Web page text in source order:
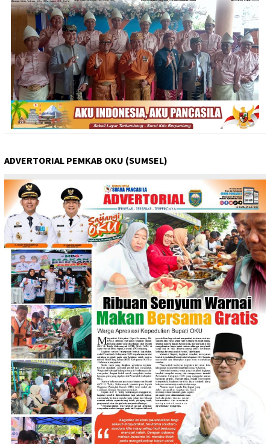
ADVERTORIAL PEMKAB OKU (SUMSEL)